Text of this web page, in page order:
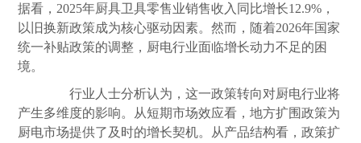
据看，2025年厨具卫具零售业销售收入同比增长12.9%，
以旧换新政策成为核心驱动因素。然而，随着2026年国家
统一补贴政策的调整，厨电行业面临增长动力不足的困
境。
行业人士分析认为，这一政策转向对厨电行业将
产生多维度的影响。从短期市场效应看，地方扩围政策为
厨电市场提供了及时的增长契机。从产品结构看，政策扩